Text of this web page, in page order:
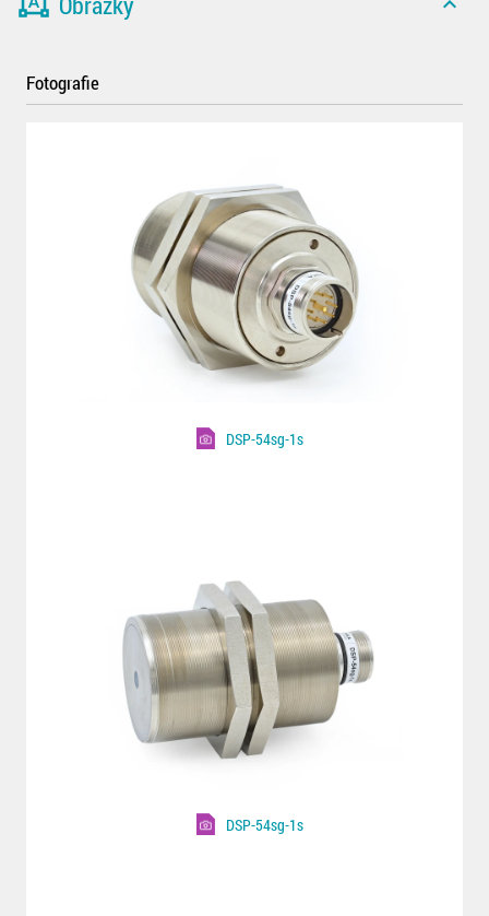
Fotografie
DSP-54sg-1s
DSP-54sg-1s